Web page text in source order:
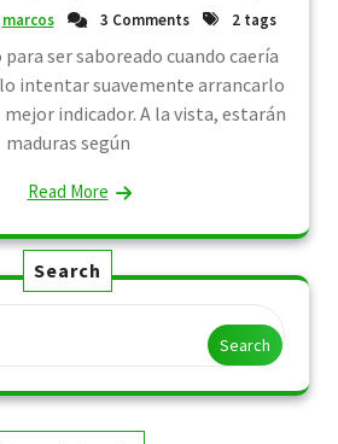
marcos 3 Comments 2 tags
ser saboreado cuando caería
intentar suavemente arrancarlo
indicador. A la vista, estarán
maduras según
Read More
Search
Search